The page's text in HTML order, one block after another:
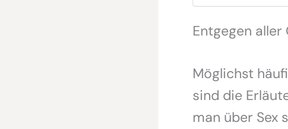
Entgegen aller
Möglichst
sind die
man über Sex